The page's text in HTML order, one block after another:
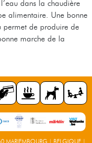
dans la chaudière
alimentaire. Une bonne
permet de produire de
marche de la
MARIEMBOURG | BELGIQUE |